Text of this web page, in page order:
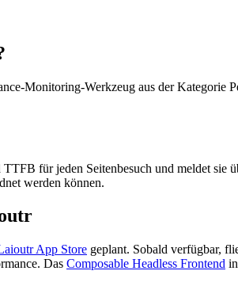
Monitoring-Werkzeug aus der Kategorie
für jeden Seitenbesuch und meldet
werden können.
App Store geplant. Sobald verfügbar,
Das Composable Headless Frontend